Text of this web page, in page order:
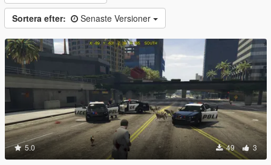
Sortera efter: Senaste Versioner
5.0 49 3